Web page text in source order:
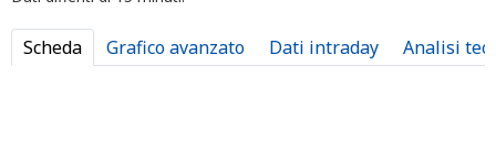
Scheda Grafico avanzato Dati intraday Analisi